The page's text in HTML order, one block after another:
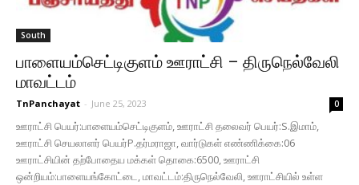
South
பாளையம்செட்டிகுளம் ஊராட்சி – திருநெல்வேலி
மாவட்டம்
TnPanchayat - June 25, 2023 0
ஊராட்சி பெயர்:பாளையம்செட்டிகுளம், ஊராட்சி தலைவர் பெயர்:S.இமாம்,
ஊராட்சி செயலாளர் பெயர்P.தர்மராஜா, வார்டுகள் எண்ணிக்கை:06
ஊராட்சியின் தற்போதைய மக்கள் தொகை:6500, ஊராட்சி
ஒன்றியம்:பாளையங்கோட்டை, மாவட்டம்:திருநெல்வேலி, ஊராட்சியில் உள்ள